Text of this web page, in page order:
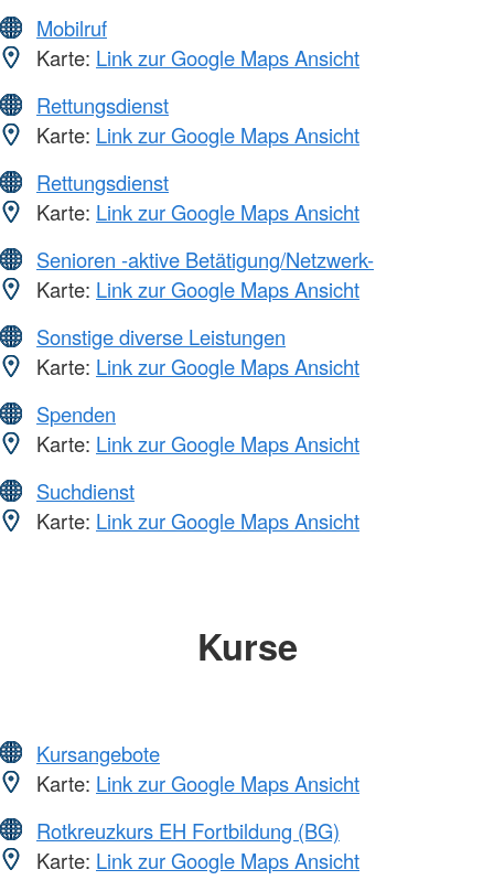
Mobilruf
Karte: Link zur Google Maps Ansicht
Rettungsdienst
Karte: Link zur Google Maps Ansicht
Rettungsdienst
Karte: Link zur Google Maps Ansicht
Senioren -aktive Betätigung/Netzwerk-
Karte: Link zur Google Maps Ansicht
Sonstige diverse Leistungen
Karte: Link zur Google Maps Ansicht
Spenden
Karte: Link zur Google Maps Ansicht
Suchdienst
Karte: Link zur Google Maps Ansicht
Kurse
Kursangebote
Karte: Link zur Google Maps Ansicht
Rotkreuzkurs EH Fortbildung (BG)
Karte: Link zur Google Maps Ansicht